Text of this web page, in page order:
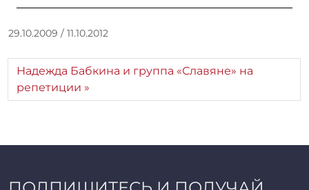
29.10.2009 / 11.10.2012
т
о
:
_
Надежда Бабкина и группа «Славяне» на
репетиции